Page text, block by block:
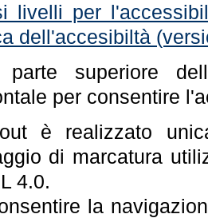
livelli per
dell'accesibiltà
parte superiore
per consentire
è realizzato
di marcatura
4.0.
la